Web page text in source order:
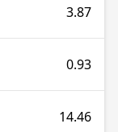
3.87
0.93
14.46